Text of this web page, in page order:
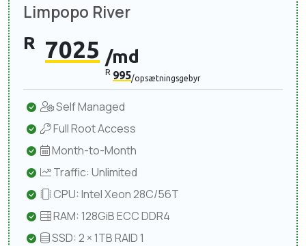
Limpopo River
R 7025 /md
R 995/opsætningsgebyr
Self Managed
Full Root Access
Month-to-Month
Traffic: Unlimited
CPU: Intel Xeon 28C/56T
RAM: 128GiB ECC DDR4
SSD: 2 × 1TB RAID 1